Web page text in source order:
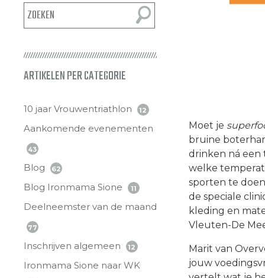
ARTIKELEN PER CATEGORIE
10 jaar Vrouwentriathlon 12
Aankomende evenementen
43
Blog 62
Blog Ironmama Sione 11
Deelneemster van de maand
77
Inschrijven algemeen 12
Ironmama Sione naar WK
Moet je
bruine
drinken ná een
welke
sporten te
de speciale
kleding en
Vleuten-De
Marit van
jouw